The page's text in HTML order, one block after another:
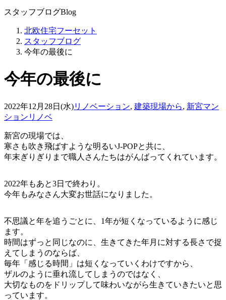
スタッフブログBlog
北欧住宅フーセット
スタッフブログ
今年の最後に
今年の最後に
2022年12月28日(水)リノベーション, 建築現場から, 新宮マン
ションリノベ
新宮の現場では、
寒さも吹き飛ばすような明るいJ-POPと共に、
年末ぎりぎりまで職人さんたちはがんばってくれています。
2022年もあと3日で終わり。
今年もみなさん大変お世話になりました。
不思議と年を追うごとに、1年が短くなっているように感じ
ます。
時間はずっと同じなのに、生きてきた年月に対する長さで捉
えてしまうのならば、
毎年「感じる時間」は短くなっていくわけですから、
ザルのように垂れ流してしまうのではなく、
大切なものをドリップして味わいながら生きていきたいと思
っています。